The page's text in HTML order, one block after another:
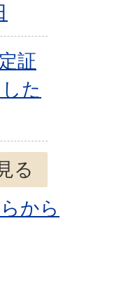
証
た
る
から